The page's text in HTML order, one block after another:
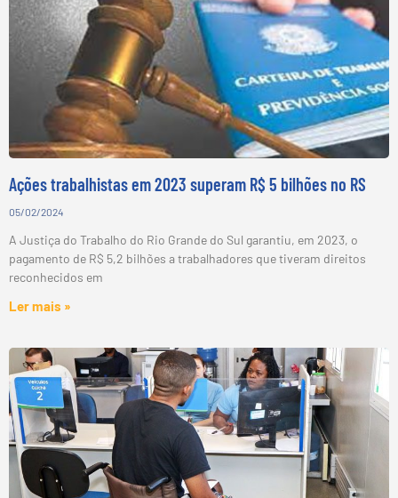
Ações trabalhistas em 2023 superam R$ 5 bilhões no RS
05/02/2024
A Justiça do Trabalho do Rio Grande do Sul garantiu, em 2023, o
pagamento de R$ 5,2 bilhões a trabalhadores que tiveram direitos
reconhecidos em
Ler mais »